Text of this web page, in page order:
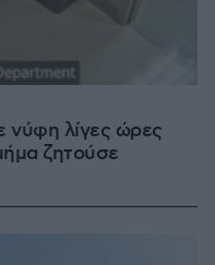
νύφη λίγες ώρες
ζητούσε